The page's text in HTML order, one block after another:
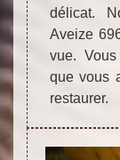
délicat.
Aveize
vue.
que vous
restaurer.